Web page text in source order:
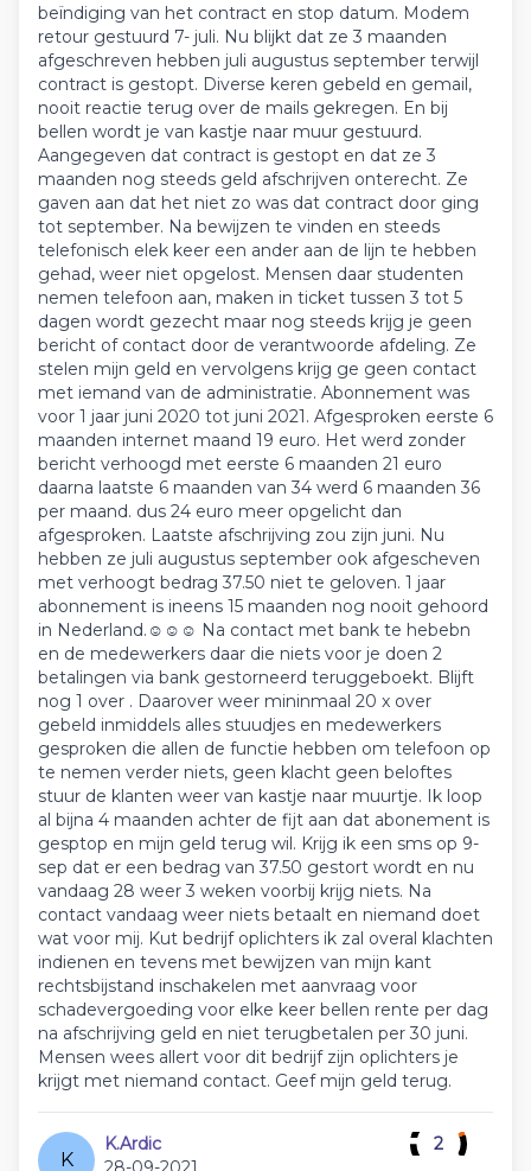
beïndiging van het contract en stop datum. Modem
retour gestuurd 7- juli. Nu blijkt dat ze 3 maanden
afgeschreven hebben juli augustus september terwijl
contract is gestopt. Diverse keren gebeld en gemail,
nooit reactie terug over de mails gekregen. En bij
bellen wordt je van kastje naar muur gestuurd.
Aangegeven dat contract is gestopt en dat ze 3
maanden nog steeds geld afschrijven onterecht. Ze
gaven aan dat het niet zo was dat contract door ging
tot september. Na bewijzen te vinden en steeds
telefonisch elek keer een ander aan de lijn te hebben
gehad, weer niet opgelost. Mensen daar studenten
nemen telefoon aan, maken in ticket tussen 3 tot 5
dagen wordt gezecht maar nog steeds krijg je geen
bericht of contact door de verantwoorde afdeling. Ze
stelen mijn geld en vervolgens krijg ge geen contact
met iemand van de administratie. Abonnement was
voor 1 jaar juni 2020 tot juni 2021. Afgesproken eerste 6
maanden internet maand 19 euro. Het werd zonder
bericht verhoogd met eerste 6 maanden 21 euro
daarna laatste 6 maanden van 34 werd 6 maanden 36
per maand. dus 24 euro meer opgelicht dan
afgesproken. Laatste afschrijving zou zijn juni. Nu
hebben ze juli augustus september ook afgescheven
met verhoogt bedrag 37.50 niet te geloven. 1 jaar
abonnement is ineens 15 maanden nog nooit gehoord
in Nederland.☺☺☺ Na contact met bank te hebebn
en de medewerkers daar die niets voor je doen 2
betalingen via bank gestorneerd teruggeboekt. Blijft
nog 1 over . Daarover weer mininmaal 20 x over
gebeld inmiddels alles stuudjes en medewerkers
gesproken die allen de functie hebben om telefoon op
te nemen verder niets, geen klacht geen beloftes
stuur de klanten weer van kastje naar muurtje. Ik loop
al bijna 4 maanden achter de fijt aan dat abonement is
gesptop en mijn geld terug wil. Krijg ik een sms op 9-
sep dat er een bedrag van 37.50 gestort wordt en nu
vandaag 28 weer 3 weken voorbij krijg niets. Na
contact vandaag weer niets betaalt en niemand doet
wat voor mij. Kut bedrijf oplichters ik zal overal klachten
indienen en tevens met bewijzen van mijn kant
rechtsbijstand inschakelen met aanvraag voor
schadevergoeding voor elke keer bellen rente per dag
na afschrijving geld en niet terugbetalen per 30 juni.
Mensen wees allert voor dit bedrijf zijn oplichters je
krijgt met niemand contact. Geef mijn geld terug.
K
K.Ardic
2